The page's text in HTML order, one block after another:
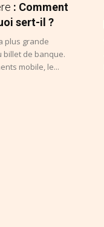
: Comment
sert-il ?
plus grande
billet de banque.
mobile, le...